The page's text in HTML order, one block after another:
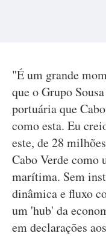
"É um grande
que o Grupo
portuária que
como esta. Eu
este, de 28
Cabo Verde como
marítima. Sem
dinâmica e fluxo
um 'hub' da
em declarações